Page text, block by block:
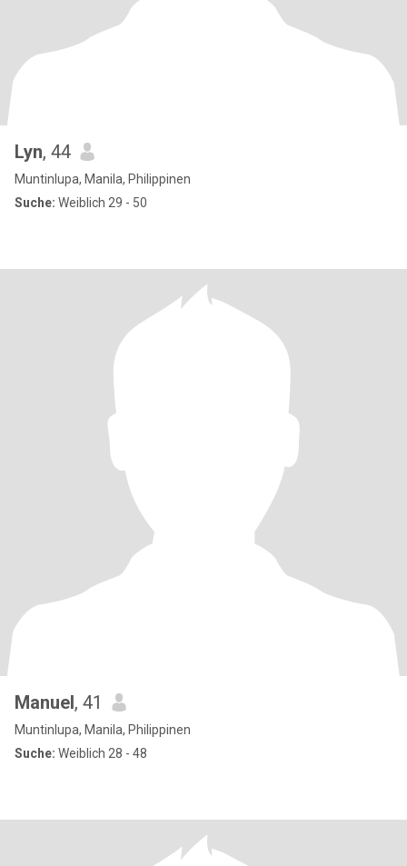
Lyn, 44
Muntinlupa, Manila, Philippinen
Suche: Weiblich 29 - 50
Manuel, 41
Muntinlupa, Manila, Philippinen
Suche: Weiblich 28 - 48